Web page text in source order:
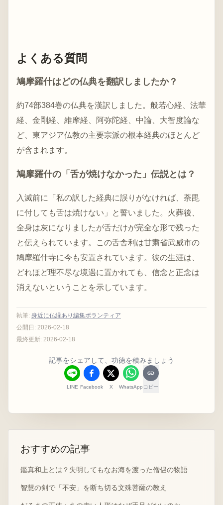
よくある質問
鳩摩羅什はどの仏典を翻訳しましたか？
約74部384巻の仏典を漢訳しました。般若心経、法華
経、金剛経、維摩経、阿弥陀経、中論、大智度論な
ど、東アジア仏教の主要宗派の根本経典のほとんど
が含まれます。
鳩摩羅什の「舌が焼けなかった」伝説とは？
入滅前に「私の訳した経典に誤りがなければ、荼毘
に付しても舌は焼けない」と誓いました。火葬後、
全身は灰になりましたが舌だけが完全な形で残った
と伝えられています。この舌舎利は甘粛省武威市の
鳩摩羅什寺に今も安置されています。彼の生涯は、
どれほど理不尽な境遇に置かれても、信念と正念は
消えないということを示しています。
執筆: 身近に仏縁あり編集ボランティア
公開日: 2026-02-18
最終更新: 2026-02-18
記事をシェアして、功徳を積みましょう
LINE Facebook X WhatsApp コピー
おすすめの記事
鑑真和上とは？失明してもなお海を渡った僧侶の物語
智慧の剣で「不安」を断ち切る文殊菩薩の教え